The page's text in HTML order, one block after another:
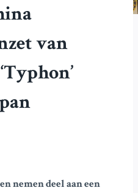
van
nemen deel aan een